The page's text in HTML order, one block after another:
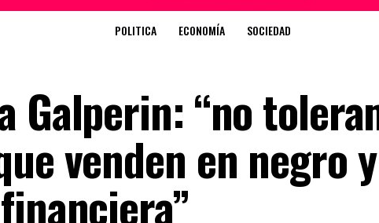
POLITICA ECONOMÍA SOCIEDAD
Galperin: “no
venden en negro y